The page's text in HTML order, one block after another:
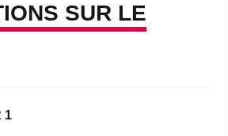
SUR LE
1